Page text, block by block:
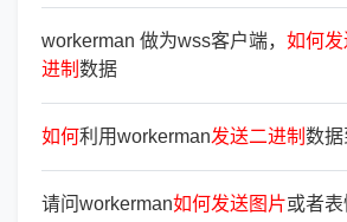
workerman 做为wss客户端， 如何发
进制 数据
如何利用workerman发送二进制 数
请问workerman如何发送图 片或者